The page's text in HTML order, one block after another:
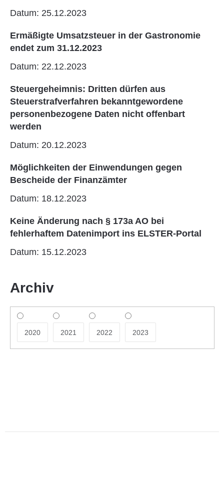
Datum: 25.12.2023
Ermäßigte Umsatzsteuer in der Gastronomie
endet zum 31.12.2023
Datum: 22.12.2023
Steuergeheimnis: Dritten dürfen aus
Steuerstrafverfahren bekanntgewordene
personenbezogene Daten nicht offenbart
werden
Datum: 20.12.2023
Möglichkeiten der Einwendungen gegen
Bescheide der Finanzämter
Datum: 18.12.2023
Keine Änderung nach § 173a AO bei
fehlerhaftem Datenimport ins ELSTER-Portal
Datum: 15.12.2023
Archiv
2020 2021 2022 2023